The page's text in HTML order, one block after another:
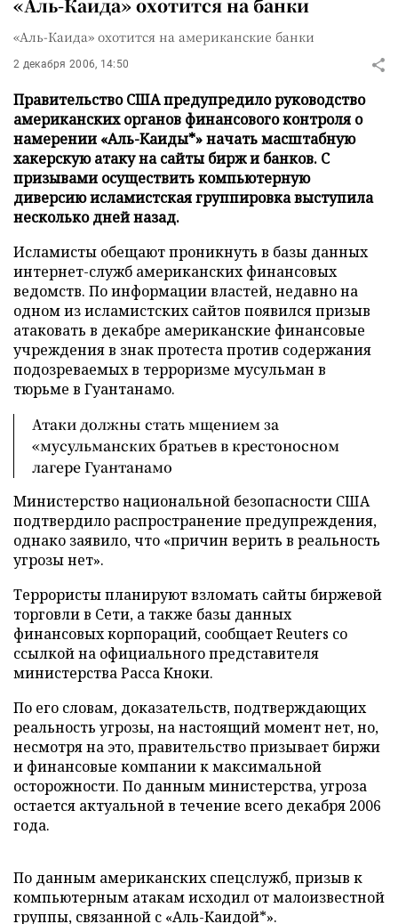
«Аль-Каида» охотится на банки
«Аль-Каида» охотится на американские банки
2 декабря 2006, 14:50
Правительство США предупредило руководство
американских органов финансового контроля о
намерении «Аль-Каиды*» начать масштабную
хакерскую атаку на сайты бирж и банков. С
призывами осуществить компьютерную
диверсию исламистская группировка выступила
несколько дней назад.
Исламисты обещают проникнуть в базы данных
интернет-служб американских финансовых
ведомств. По информации властей, недавно на
одном из исламистских сайтов появился призыв
атаковать в декабре американские финансовые
учреждения в знак протеста против содержания
подозреваемых в терроризме мусульман в
тюрьме в Гуантанамо.
Атаки должны стать мщением за
«мусульманских братьев в крестоносном
лагере Гуантанамо
Министерство национальной безопасности США
подтвердило распространение предупреждения,
однако заявило, что «причин верить в реальность
угрозы нет».
Террористы планируют взломать сайты биржевой
торговли в Сети, а также базы данных
финансовых корпораций, сообщает Reuters со
ссылкой на официального представителя
министерства Расса Кноки.
По его словам, доказательств, подтверждающих
реальность угрозы, на настоящий момент нет, но,
несмотря на это, правительство призывает биржи
и финансовые компании к максимальной
осторожности. По данным министерства, угроза
остается актуальной в течение всего декабря 2006
года.
По данным американских спецслужб, призыв к
компьютерным атакам исходил от малоизвестной
группы, связанной с «Аль-Каидой*».